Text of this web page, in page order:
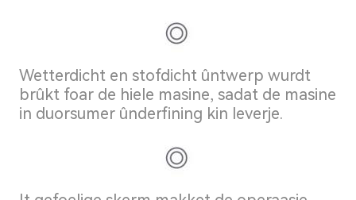
Wetterdicht en stofdicht ûntwerp wurdt
brûkt foar de hiele masine, sadat de masine
in duorsumer ûnderfining kin leverje.